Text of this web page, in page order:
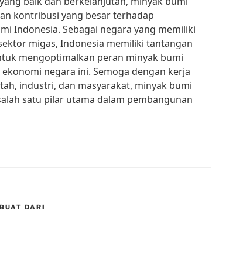
kontribusi yang besar terhadap
Indonesia. Sebagai negara yang memiliki
migas, Indonesia memiliki tantangan
mengoptimalkan peran minyak bumi
negara ini. Semoga dengan kerja
industri, dan masyarakat, minyak bumi
satu pilar utama dalam pembangunan
DARI